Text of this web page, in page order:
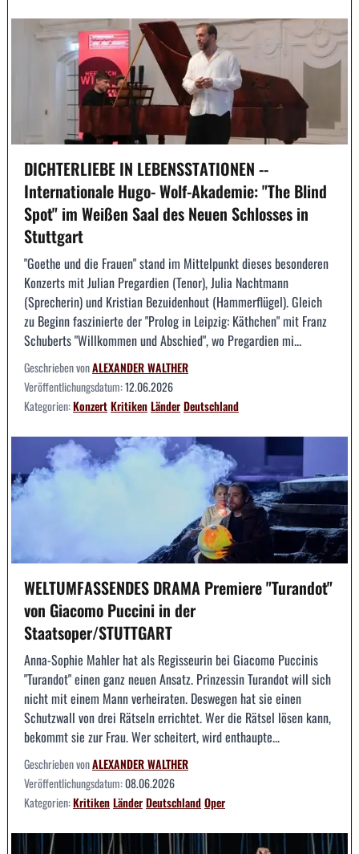
DICHTERLIEBE IN LEBENSSTATIONEN --
Internationale Hugo- Wolf-Akademie: "The Blind
Spot" im Weißen Saal des Neuen Schlosses in
Stuttgart
"Goethe und die Frauen" stand im Mittelpunkt dieses besonderen
Konzerts mit Julian Pregardien (Tenor), Julia Nachtmann
(Sprecherin) und Kristian Bezuidenhout (Hammerflügel). Gleich
zu Beginn faszinierte der "Prolog in Leipzig: Käthchen" mit Franz
Schuberts "Willkommen und Abschied", wo Pregardien mi...
Geschrieben vonALEXANDER WALTHER
Veröffentlichungsdatum:12.06.2026
Kategorien:KonzertKritikenLänderDeutschland
WELTUMFASSENDES DRAMA Premiere "Turandot"
von Giacomo Puccini in der
Staatsoper/STUTTGART
Anna-Sophie Mahler hat als Regisseurin bei Giacomo Puccinis
"Turandot" einen ganz neuen Ansatz. Prinzessin Turandot will sich
nicht mit einem Mann verheiraten. Deswegen hat sie einen
Schutzwall von drei Rätseln errichtet. Wer die Rätsel lösen kann,
bekommt sie zur Frau. Wer scheitert, wird enthaupte...
Geschrieben vonALEXANDER WALTHER
Veröffentlichungsdatum:08.06.2026
Kategorien:KritikenLänderDeutschlandOper